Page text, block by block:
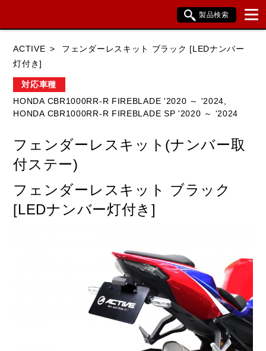
製品検索
HONDA YAMAHA SUZUKI
HARLEY DAVIDSON
閉じる
ACTIVE
フェンダーレスキット ブラック [LEDナンバー
灯付き]
対応車種
HONDA CBR1000RR-R FIREBLADE '2020 ～ '2024,
HONDA CBR1000RR-R FIREBLADE SP '2020 ～ '2024
フェンダーレスキット(ナンバー取
付ステー)
フェンダーレスキット ブラック
[LEDナンバー灯付き]